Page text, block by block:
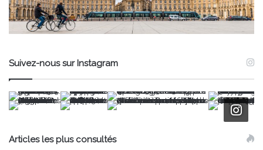
Suivez-nous sur Instagram
Articles les plus consultés